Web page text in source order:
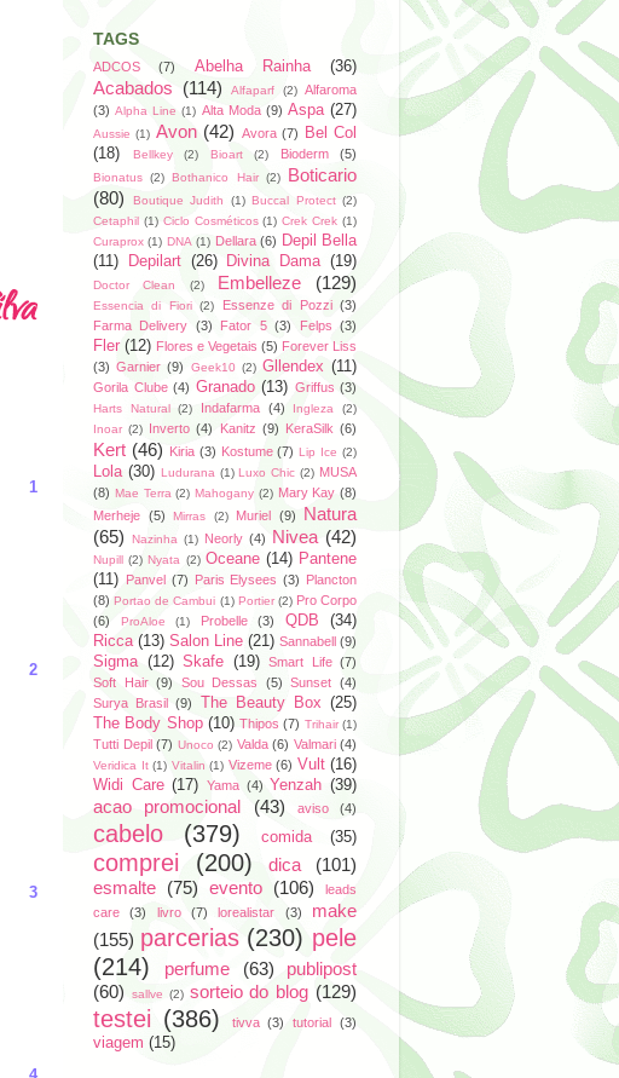
1
2
3
TAGS
ADCOS (7) Abelha Rainha (36)
Acabados (114) Alfaparf (2) Alfaroma
(3) Alpha Line (1) Alta Moda (9) Aspa (27)
Aussie (1) Avon (42) Avora (7)
Bel Col
(18)
Bellkey (2) Bioart (2) Bioderm (5)
Bionatus (2) Bothanico Hair (2)
Boticario
(80)
Boutique Judith (1) Buccal Protect (2)
Cetaphil (1) Ciclo Cosméticos (1) Crek Crek (1)
Curaprox (1) DNA (1) Dellara (6) Depil Bella
(11)
Depilart (26) Divina Dama (19)
Doctor Clean (2) Embelleze (129)
Essencia di Fiori (2) Essenze di Pozzi (3)
Farma Delivery (3) Fator 5 (3) Felps (3)
Fler (12) Flores e Vegetais (5) Forever Liss
(3) Garnier (9) Geek10 (2) Gllendex (11)
Gorila Clube (4) Granado (13) Griffus (3)
Harts Natural (2) Indafarma (4) Ingleza
(2)
Inoar (2) Inverto (4) Kanitz (9) KeraSilk (6)
Kert (46) Kiria (3) Kostume (7) Lip Ice (2)
Lola (30) Ludurana (1) Luxo Chic (2) MUSA
(8) Mae Terra (2) Mahogany (2) Mary Kay (8)
Merheje (5) Mirras (2) Muriel (9)
Natura
(65)
Nazinha (1) Neorly (4) Nivea (42)
Nupill (2) Nyata (2) Oceane (14) Pantene
(11) Panvel (7) Paris Elysees (3) Plancton
(8) Portao de Cambui (1) Portier (2) Pro Corpo
(6)
ProAloe (1) Probelle (3) QDB
(34)
Ricca (13) Salon Line (21) Sannabell (9)
Sigma (12) Skafe (19) Smart Life (7)
Soft Hair (9) Sou Dessas (5) Sunset (4)
Surya Brasil (9) The Beauty Box (25)
The Body Shop (10) Thipos (7) Trihair (1)
Tutti Depil (7) Unoco (2) Valda (6) Valmari (4)
Veridica It (1) Vitalin (1) Vizeme (6) Vult (16)
Widi Care (17) Yama (4) Yenzah (39)
acao promocional (43) aviso (4)
cabelo (379) comida (35)
comprei (200) dica
(101)
esmalte (75) evento (106)
leads
care
(3) livro (7) lorealistar (3)
make
(155) parcerias (230) pele
(214)
perfume (63)
publipost
(60)
sallve (2) sorteio do blog (129)
testei (386) tivva (3) tutorial (3)
viagem (15)